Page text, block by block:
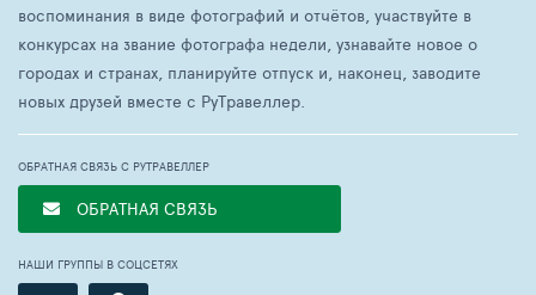
воспоминания в виде фотографий и отчётов, участвуйте в
конкурсах на звание фотографа недели, узнавайте новое о
городах и странах, планируйте отпуск и, наконец, заводите
новых друзей вместе с РуТравеллер.
ОБРАТНАЯ СВЯЗЬ С РУТРАВЕЛЛЕР
ОБРАТНАЯ СВЯЗЬ
НАШИ ГРУППЫ В СОЦСЕТЯХ